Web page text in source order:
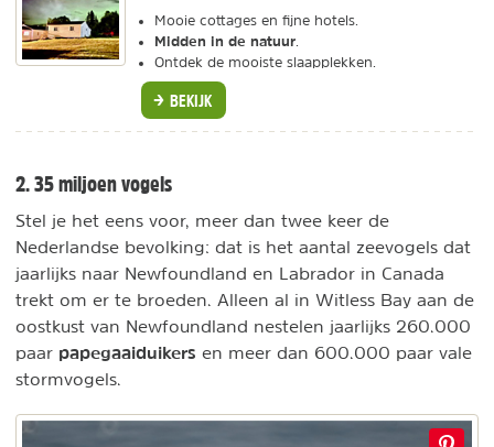
Mooie cottages en fijne hotels.
Midden in de natuur
Ontdek de mooiste slaapplekken.
BEKIJK
2. 35 miljoen vogels
Stel je het eens voor, meer dan twee keer de
Nederlandse bevolking: dat is het aantal zeevogels dat
jaarlijks naar Newfoundland en Labrador in Canada
trekt om er te broeden. Alleen al in Witless Bay aan de
oostkust van Newfoundland nestelen jaarlijks 260.000
paar papegaaiduikers en meer dan 600.000 paar vale
stormvogels.